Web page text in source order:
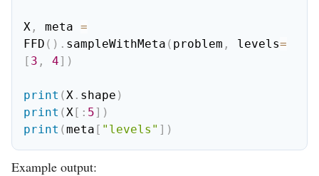
X , meta =
FFD ( ) . sampleWithMeta ( problem , levels=
[ 3 , 4] )
print (X . shape )
print (X[ : 5] )
print (meta [ "levels" ] )
Example output: